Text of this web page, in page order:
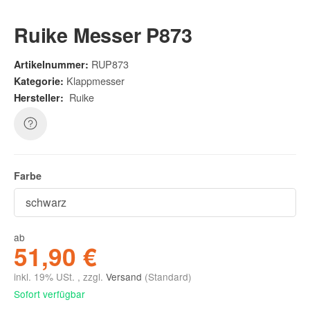
Ruike Messer P873
Artikelnummer: RUP873
Kategorie: Klappmesser
Hersteller: Ruike
Farbe
ab
51,90 €
inkl. 19% USt. , zzgl. Versand (Standard)
Sofort verfügbar